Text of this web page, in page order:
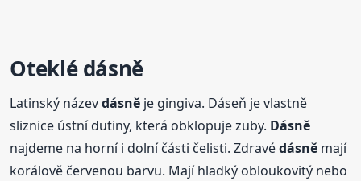
Oteklédásně
Latinský názevdásně je gingiva. Dáseň je vlastně
sliznice ústní dutiny, která obklopuje zuby. Dásně
najdeme na horní i dolní části čelisti. Zdravédásně mají
korálově červenou barvu. Mají hladký obloukovitý nebo